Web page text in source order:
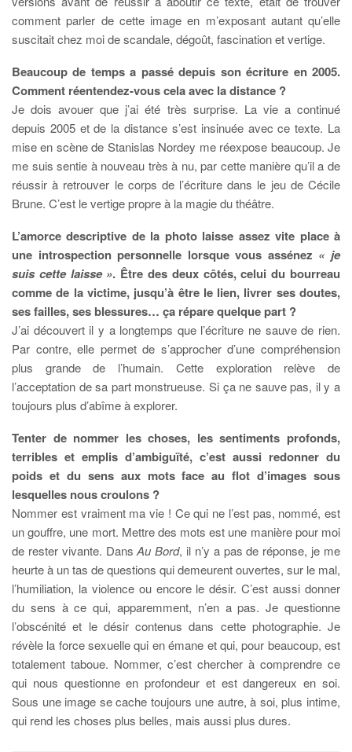
comment parler de cette image en m’exposant autant qu’elle
suscitait chez moi de scandale, dégoût, fascination et vertige.
Beaucoup de temps a passé depuis son écriture en 2005.
Comment réentendez-vous cela avec la distance ?
Je dois avouer que j’ai été très surprise. La vie a continué
depuis 2005 et de la distance s’est insinuée avec ce texte. La
mise en scène de Stanislas Nordey me réexpose beaucoup. Je
me suis sentie à nouveau très à nu, par cette manière qu’il a de
réussir à retrouver le corps de l’écriture dans le jeu de Cécile
Brune. C’est le vertige propre à la magie du théâtre.
L’amorce descriptive de la photo laisse assez vite place à
une introspection personnelle lorsque vous assénez « je
suis cette laisse ». Être des deux côtés, celui du bourreau
comme de la victime, jusqu’à être le lien, livrer ses doutes,
ses failles, ses blessures… ça répare quelque part ?
J’ai découvert il y a longtemps que l’écriture ne sauve de rien.
Par contre, elle permet de s’approcher d’une compréhension
plus grande de l’humain. Cette exploration relève de
l’acceptation de sa part monstrueuse. Si ça ne sauve pas, il y a
toujours plus d’abîme à explorer.
Tenter de nommer les choses, les sentiments profonds,
terribles et emplis d’ambiguïté, c’est aussi redonner du
poids et du sens aux mots face au flot d’images sous
lesquelles nous croulons ?
Nommer est vraiment ma vie ! Ce qui ne l’est pas, nommé, est
un gouffre, une mort. Mettre des mots est une manière pour moi
de rester vivante. DansAu Bord, il n’y a pas de réponse, je me
heurte à un tas de questions qui demeurent ouvertes, sur le mal,
l’humiliation, la violence ou encore le désir. C’est aussi donner
du sens à ce qui, apparemment, n’en a pas. Je questionne
l’obscénité et le désir contenus dans cette photographie. Je
révèle la force sexuelle qui en émane et qui, pour beaucoup, est
totalement taboue. Nommer, c’est chercher à comprendre ce
qui nous questionne en profondeur et est dangereux en soi.
Sous une image se cache toujours une autre, à soi, plus intime,
qui rend les choses plus belles, mais aussi plus dures.